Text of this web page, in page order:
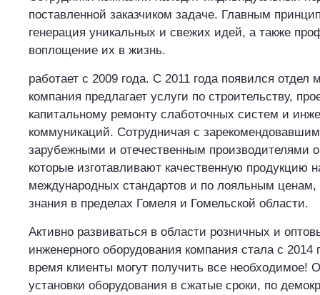
поставленной заказчиком задаче. Главным
генерация уникальных и свежих идей, а также
воплощение их в жизнь.
работает с 2009 года. С 2011 года появился отдел
компания предлагает услуги по строительству,
капитальному ремонту слаботочных систем и
коммуникаций. Сотрудничая с
зарубежными и отечественным производителями
которые изготавливают качественную продукцию
международных стандартов и по лояльным ценам,
знания в пределах Гомеля и Гомельской области.
Активно развиваться в области розничных и
инженерного оборудования компания стала с 2014
время клиенты могут получить все необходимое!
установки оборудования в сжатые сроки, по